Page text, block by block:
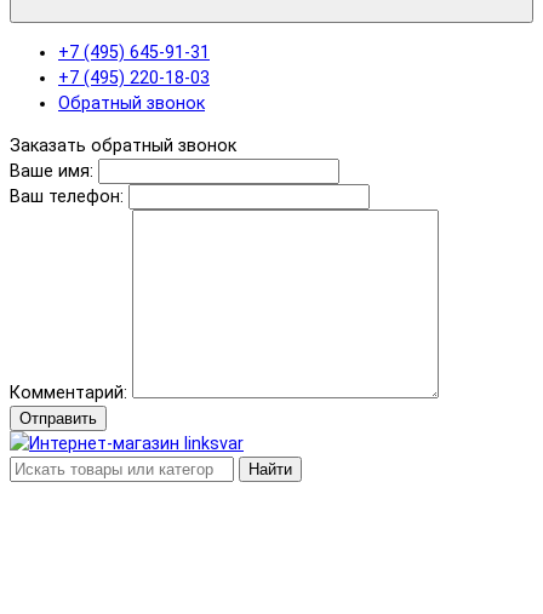
+7 (495) 645-91-31
+7 (495) 220-18-03
Обратный звонок
Заказать обратный звонок
Ваше имя:
Ваш телефон:
Комментарий:
Отправить
Найти